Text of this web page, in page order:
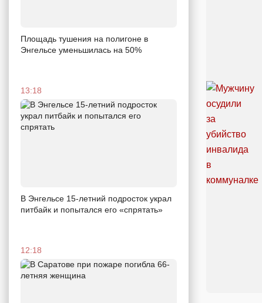
Площадь тушения на полигоне в
Энгельсе уменьшилась на 50%
13:18
В Энгельсе 15-летний подросток украл
питбайк и попытался его «спрятать»
12:18